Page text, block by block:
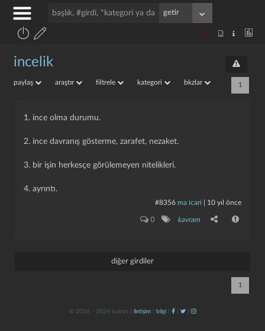
incelik
paylaş araştır filtrele kategori bkzlar 1
1. ince olma durumu.
2. ince davranış gösterme, zarafet, nezaket.
3. bir işin herkesçe görülemeyen nitelikleri.
4. ayrıntı.
#8356 ma icari 10 yıl önce
0 kavram
diğer girdiler
1
© 2016 - 2024 kulzos | iletişim| bilgi| | |